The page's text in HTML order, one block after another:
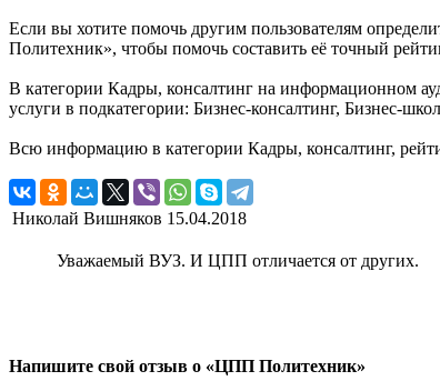
Если вы хотите помочь другим пользователям
Политехник», чтобы помочь составить её точный
В категории Кадры, консалтинг на информационном
услуги в подкатегории: Бизнес-консалтинг, Бизнес-
Всю информацию в категории Кадры, консалтинг,
Николай Вишняков 15.04.2018
Уважаемый ВУЗ. И ЦПП отличается от других.
Напишите свой отзыв о «ЦПП Политехник»